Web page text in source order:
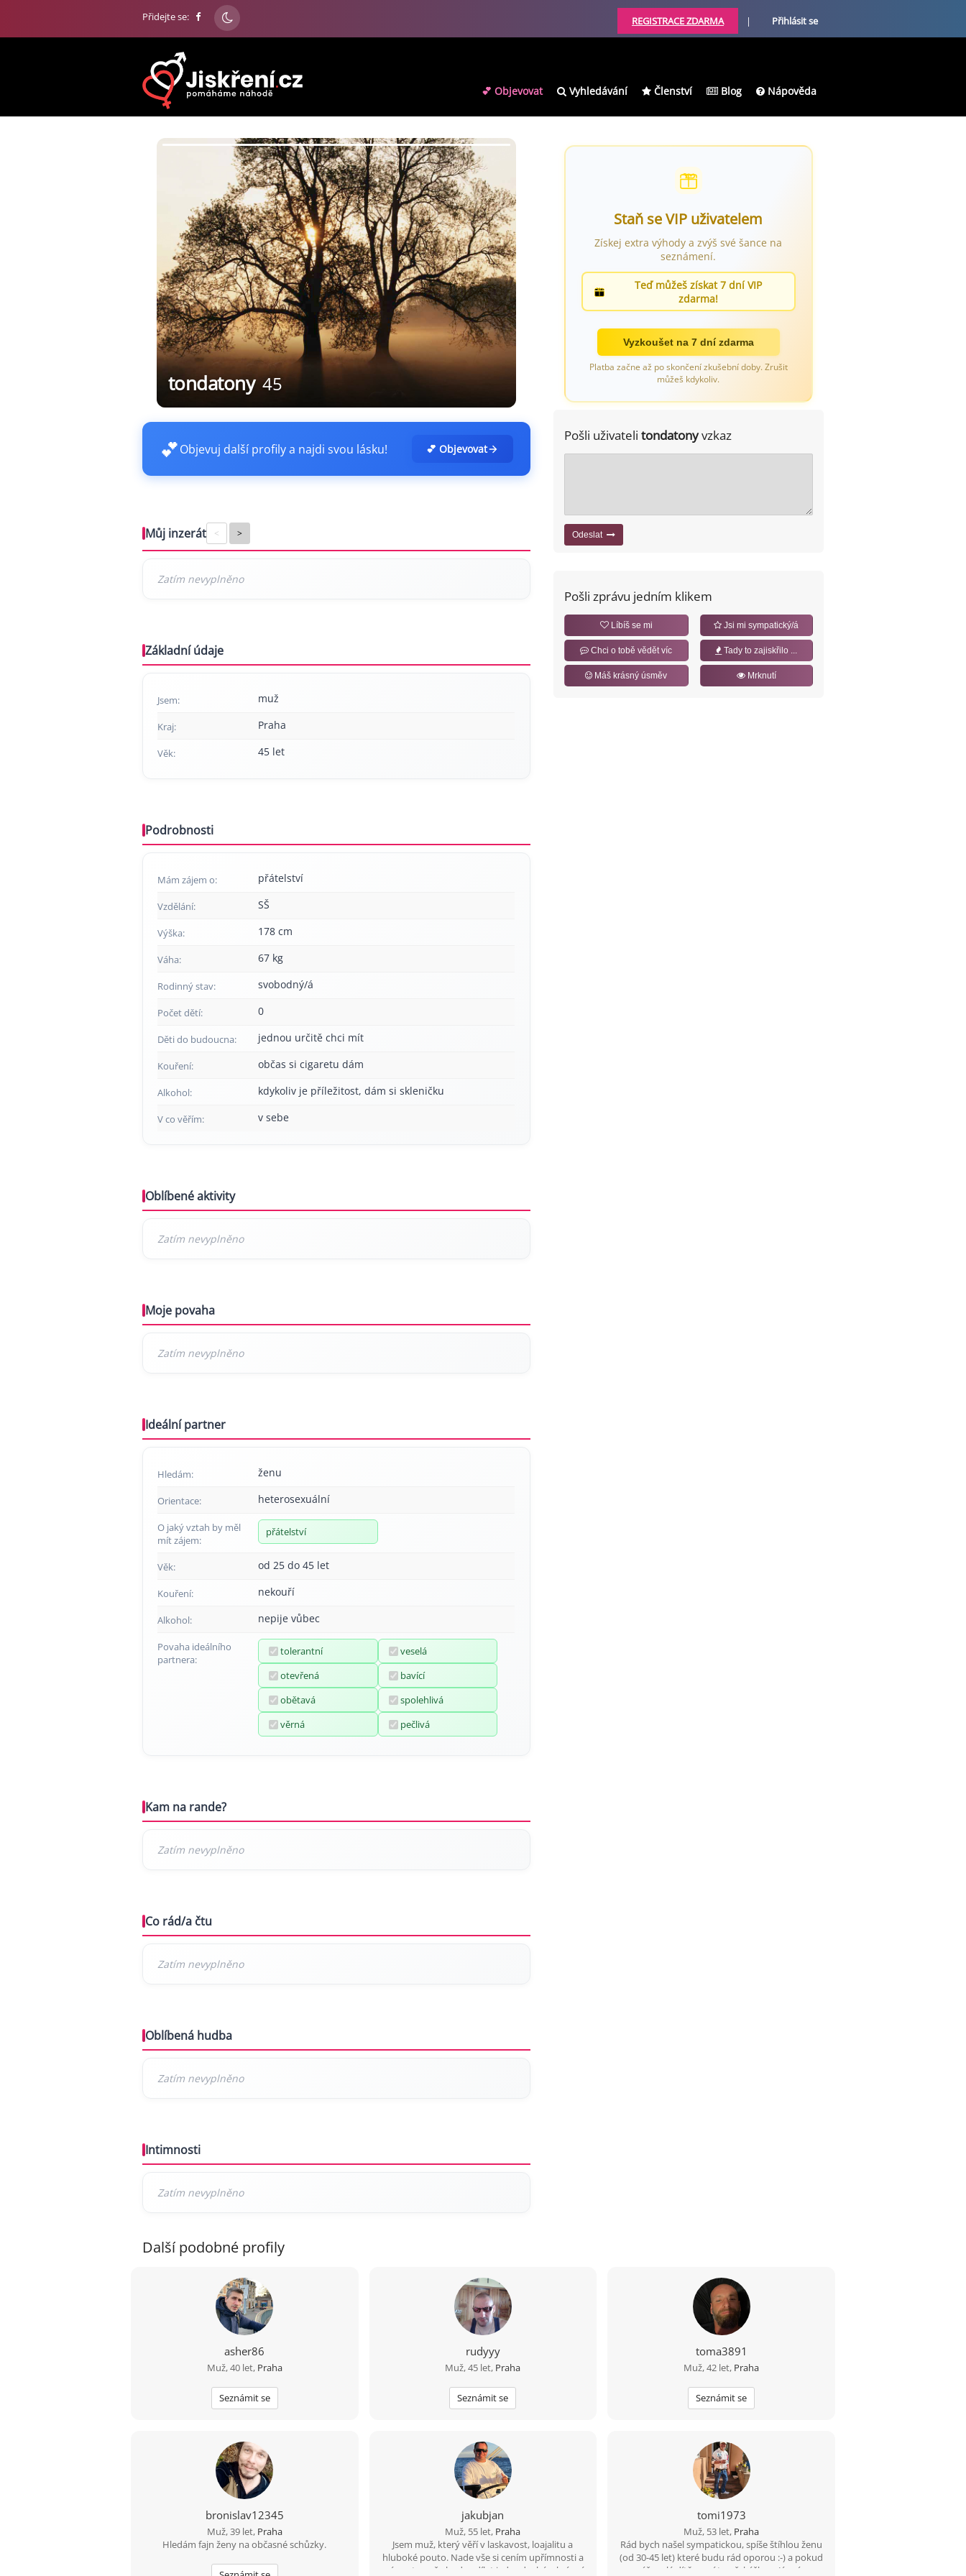
Přidejte se: REGISTRACE ZDARMA | Přihlásit se
💕 Objevovat Vyhledávání Členství Blog Nápověda
tondatony 45
💕Objevuj další profily a najdi svou lásku! 💕 Objevovat
Můj inzerát < >
Základní údaje
Jsem: muž
Kraj: Praha
Věk: 45 let
Podrobnosti
Mám zájem o: přátelství
Vzdělání: SŠ
Výška: 178 cm
Váha: 67 kg
Rodinný stav: svobodný/á
Počet dětí: 0
Děti do budoucna: jednou určitě chci mít
Kouření: občas si cigaretu dám
Alkohol: kdykoliv je příležitost, dám si skleničku
V co věřím: v sebe
Oblíbené aktivity
Moje povaha
Ideální partner
Hledám: ženu
Orientace: heterosexuální
O jaký vztah by měl
mít zájem:
přátelství
Věk: od 25 do 45 let
Kouření: nekouří
Alkohol: nepije vůbec
Povaha ideálního
partnera:
tolerantní
veselá
otevřená
bavící
obětavá
spolehlivá
věrná
pečlivá
Kam na rande?
Co rád/a čtu
Oblíbená hudba
Intimnosti
Staň se VIP uživatelem
Získej extra výhody a zvýš své šance na
seznámení.
Teď můžeš získat 7 dní VIP
zdarma!
Vyzkoušet na 7 dní zdarma
Platba začne až po skončení zkušební doby. Zrušit
můžeš kdykoliv.
Pošli uživateli tondatonyvzkaz
Odeslat
Pošli zprávu jedním klikem
Líbíš se mi Jsi mi sympatický/á
Chci o tobě vědět víc Tady to zajiskřilo ...
Máš krásný úsměv Mrknutí
Další podobné profily
asher86
Muž, 40 let, Praha
Seznámit se
rudyyy
Muž, 45 let, Praha
Seznámit se
toma3891
Muž, 42 let, Praha
Seznámit se
bronislav12345
Muž, 39 let, Praha
Hledám fajn ženy na občasné schůzky.
jakubjan
Muž, 55 let, Praha
Jsem muž, který věří v laskavost, loajalitu a
hluboké pouto. Nade vše si cením upřímnosti a
sním o tom, že budu sdílet jednoduché a krásné
tomi1973
Muž, 53 let, Praha
Rád bych našel sympatickou, spíše štíhlou ženu
(od 30-45 let) které budu rád oporou :-) a pokud
máš malé dítě, není to překážkou. Já mám